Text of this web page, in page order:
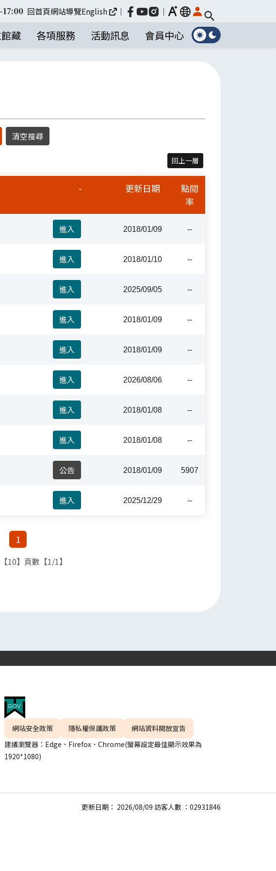
17:00 回首頁網站導覽English ｜ ｜ 放大
藏 各項服務 活動訊息 會員中心
回上一層
- 更新日期
點閱
率
進入 2018/01/09 --
進入 2018/01/10 --
進入 2025/09/05 --
進入 2018/01/09 --
進入 2018/01/09 --
進入 2026/08/06 --
進入 2018/01/08 --
進入 2018/01/08 --
公告 2018/01/09 5907
進入 2025/12/29 --
1
10】頁數【1/1】
網站安全政策 隱私權保護政策
網站資料開放宣告
建議瀏覽器：Edge、Firefox、Chrome(螢幕設定最佳顯示效果為
1920*1080)
更新日期： 2026/08/09 訪客人數 ：02931846